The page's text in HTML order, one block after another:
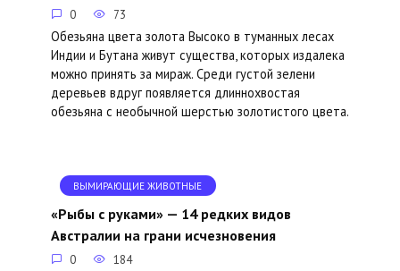
0 73
Обезьяна цвета золота Высоко в туманных лесах
Индии и Бутана живут существа, которых издалека
можно принять за мираж. Среди густой зелени
деревьев вдруг появляется длиннохвостая
обезьяна с необычной шерстью золотистого цвета.
ВЫМИРАЮЩИЕ ЖИВОТНЫЕ
«Рыбы с руками» — 14 редких видов
Австралии на грани исчезновения
0 184